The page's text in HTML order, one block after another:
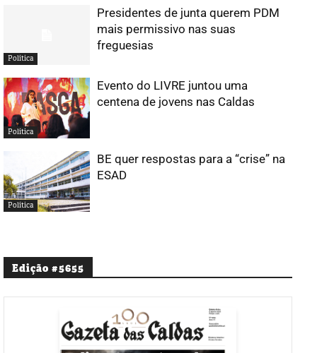
Política
Presidentes de junta querem PDM
mais permissivo nas suas
freguesias
Política
Evento do LIVRE juntou uma
centena de jovens nas Caldas
Política
BE quer respostas para a “crise” na
ESAD
Edição #5655